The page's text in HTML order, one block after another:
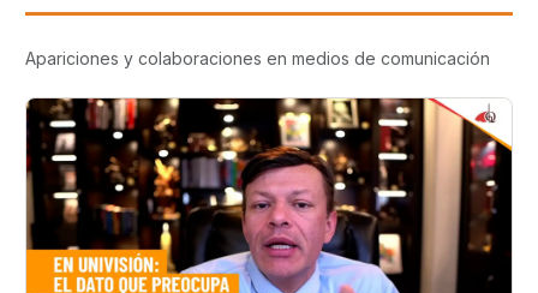
Apariciones y colaboraciones en medios de comunicación